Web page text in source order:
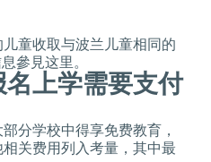
童收取与波兰儿童相同的
參見这里。
上学需要支付
分学校中得享免费教育，
关费用列入考量，其中最